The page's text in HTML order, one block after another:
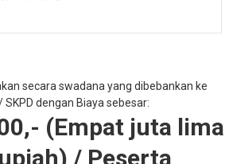
SAMARINDA
secara swadana yang dibebankan ke
dengan Biaya sebesar: